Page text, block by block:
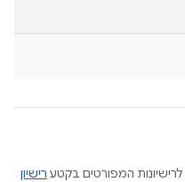
המפורטים בקטע רישיון